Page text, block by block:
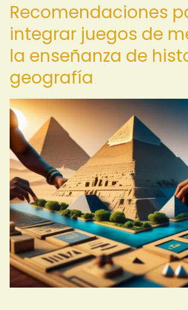
Recomendaciones
integrar juegos de
la enseñanza de
geografía